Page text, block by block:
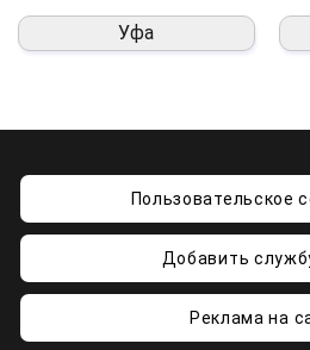
Уфа
Пользовательское
Добавить
Реклама на